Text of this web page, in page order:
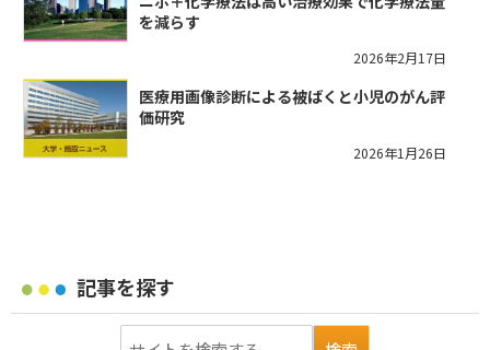
を減らす
2026年2月17日
医療用画像診断による被ばくと小児のがん評
価研究
2026年1月26日
記事を探す